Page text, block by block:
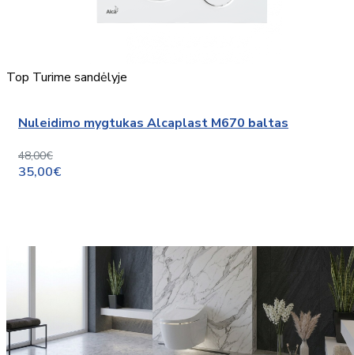
Top Turime sandėlyje
Nuleidimo mygtukas Alcaplast M670 baltas
48,00€
35,00€